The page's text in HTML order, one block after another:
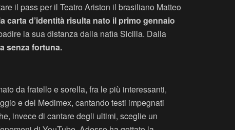
il pass per il Teatro Ariston il brasiliano Matteo
d’identità risulta nato il primo gennaio
la sua distanza dalla natìa Sicilia. Dalla
senza fortuna.
da fratello e sorella, fra le più interessanti,
e del Medimex, cantando testi impegnati
invece di cantare degli ultimi, sceglie un